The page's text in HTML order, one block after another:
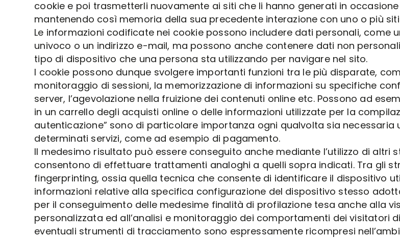
cookie e poi trasmetterli nuovamente ai siti che li hanno generati in
mantenendo così memoria della sua precedente interazione con uno o più
Le informazioni codificate nei cookie possono includere dati personali, come
univoco o un indirizzo e-mail, ma possono anche contenere dati non
tipo di dispositivo che una persona sta utilizzando per navigare nel sito.
I cookie possono dunque svolgere importanti funzioni tra le più disparate,
monitoraggio di sessioni, la memorizzazione di informazioni su specifiche
server, l’agevolazione nella fruizione dei contenuti online etc. Possono ad
in un carrello degli acquisti online o delle informazioni utilizzate per la
autenticazione” sono di particolare importanza ogni qualvolta sia
determinati servizi, come ad esempio di pagamento.
Il medesimo risultato può essere conseguito anche mediante l’utilizzo di altri
consentono di effettuare trattamenti analoghi a quelli sopra indicati. Tra gli
fingerprinting, ossia quella tecnica che consente di identificare il dispositivo
informazioni relative alla specifica configurazione del dispositivo stesso
per il conseguimento delle medesime finalità di profilazione tesa anche alla
personalizzata ed all’analisi e monitoraggio dei comportamenti dei visitatori
eventuali strumenti di tracciamento sono espressamente ricompresi